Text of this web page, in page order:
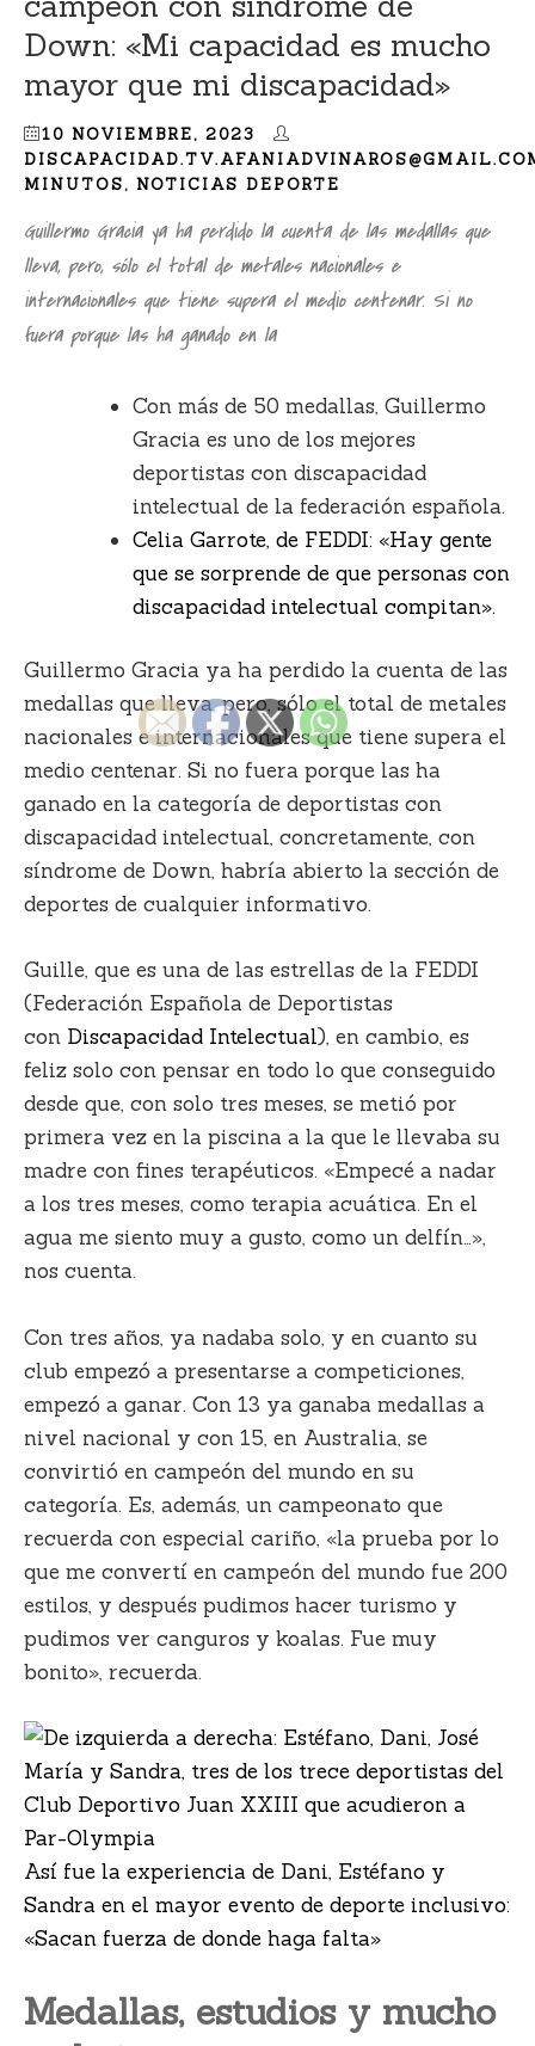
Down: «Mi capacidad es mucho
mayor que mi discapacidad»
10 NOVIEMBRE, 2023
MINUTOS, NOTICIAS DEPORTE
Guillermo Gracia ya ha perdido la cuenta de las medallas que
lleva, pero, sólo el total de metales nacionales e
internacionales que tiene supera el medio centenar. Si no
fuera porque las ha ganado en la
Con más de 50 medallas, Guillermo
Gracia es uno de los mejores
deportistas con discapacidad
intelectual de la federación española.
Celia Garrote, de FEDDI: «Hay gente
que se sorprende de que personas con
discapacidad intelectual compitan».
Guillermo Gracia ya ha perdido la cuenta de las
medallas que lleva, pero, sólo el total de metales
nacionales e internacionales que tiene supera el
medio centenar. Si no fuera porque las ha
ganado en la categoría de deportistas con
discapacidad intelectual, concretamente, con
síndrome de Down, habría abierto la sección de
deportes de cualquier informativo.
Guille, que es una de las estrellas de la FEDDI
(Federación Española de Deportistas
con Discapacidad Intelectual), en cambio, es
feliz solo con pensar en todo lo que conseguido
desde que, con solo tres meses, se metió por
primera vez en la piscina a la que le llevaba su
madre con fines terapéuticos. «Empecé a nadar
a los tres meses, como terapia acuática. En el
agua me siento muy a gusto, como un delfín…»,
nos cuenta.
Con tres años, ya nadaba solo, y en cuanto su
club empezó a presentarse a competiciones,
empezó a ganar. Con 13 ya ganaba medallas a
nivel nacional y con 15, en Australia, se
convirtió en campeón del mundo en su
categoría. Es, además, un campeonato que
recuerda con especial cariño, «la prueba por lo
que me convertí en campeón del mundo fue 200
estilos, y después pudimos hacer turismo y
pudimos ver canguros y koalas. Fue muy
bonito», recuerda.
Así fue la experiencia de Dani, Estéfano y
Sandra en el mayor evento de deporte inclusivo:
«Sacan fuerza de donde haga falta»
Medallas, estudios y mucho